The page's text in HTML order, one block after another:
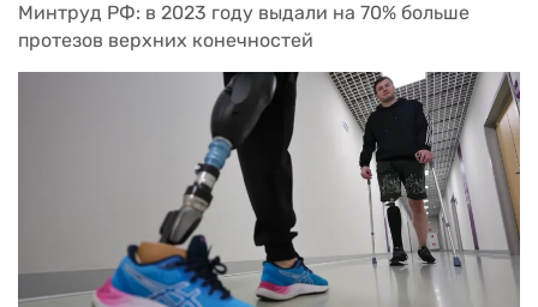
Минтруд РФ: в 2023 году выдали на 70% больше
протезов верхних конечностей